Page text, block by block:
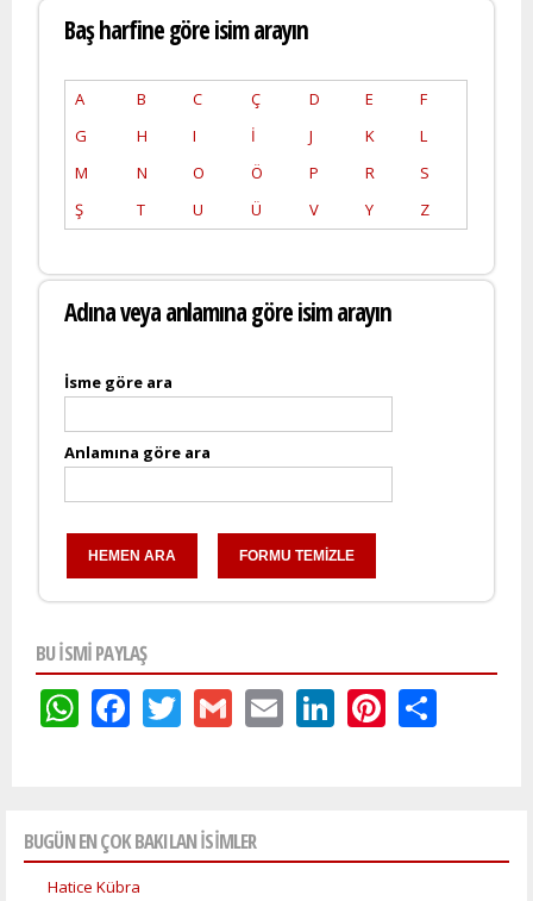
Baş harfine göre isim arayın
A B C Ç D E
F
G
H I İ J K
L
M
N O Ö P R
S
Ş
T U Ü V Y Z
Adına veya anlamına göre isim arayın
İsme göre ara
Anlamına göre ara
BU ISMI PAYLAŞ
WhatsApp
Facebook
Twitter
GmailEmailLinkedIn
BUGÜN EN ÇOK BAKILAN İSİMLER
Hatice Kübra